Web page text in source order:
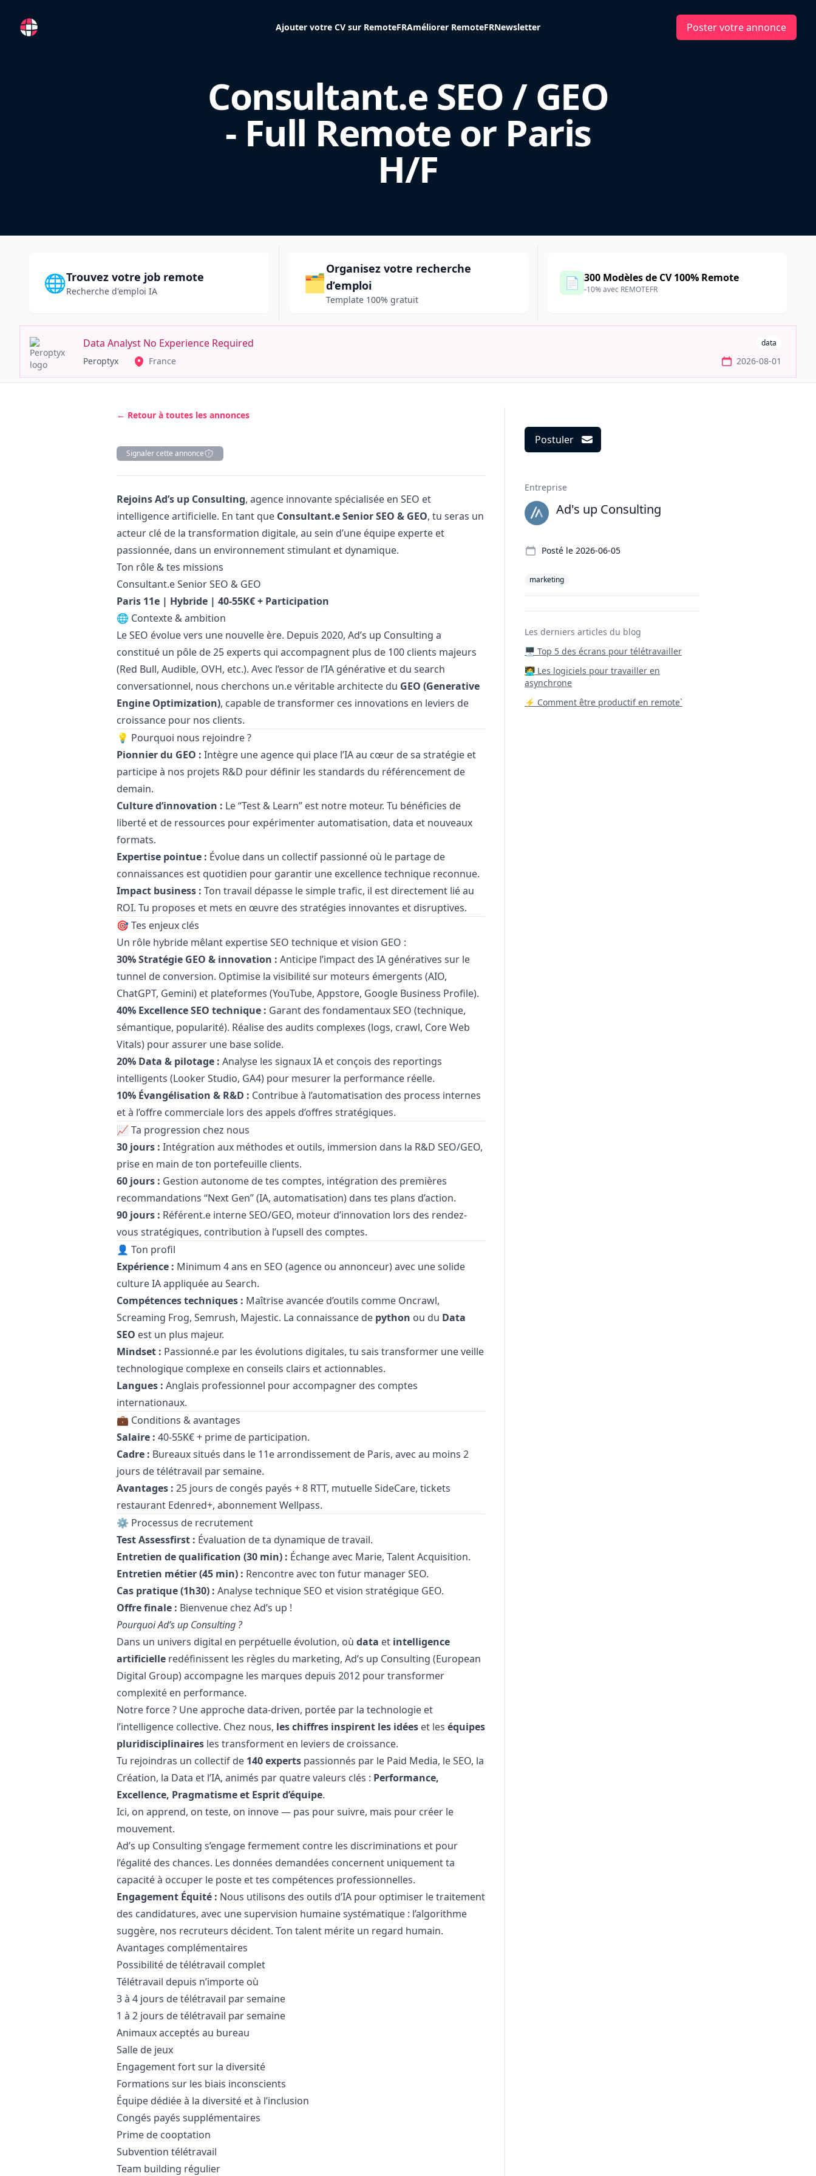
RemoteFR Ajouter votre CV sur RemoteFRAméliorer RemoteFRNewsletter Poster votre annonce
Consultant.e SEO / GEO
- Full Remote or Paris
H/F
🌐Trouvez votre job remote
Recherche d'emploi IA 🗂️
Organisez votre recherche
d’emploi
Template 100% gratuit
📄 300 Modèles de CV 100% Remote
-10% avec REMOTEFR
Data Analyst No Experience Required data
Peroptyx France 2026-08-01
← Retour à toutes les annonces
Signaler cette annonce
Description
Rejoins Ad’s up Consulting, agence innovante spécialisée en SEO et
intelligence artificielle. En tant que Consultant.e Senior SEO & GEO, tu seras un
acteur clé de la transformation digitale, au sein d’une équipe experte et
passionnée, dans un environnement stimulant et dynamique.
Ton rôle & tes missions
Consultant.e Senior SEO & GEO
Paris 11e | Hybride | 40-55K€ + Participation
🌐 Contexte & ambition
Le SEO évolue vers une nouvelle ère. Depuis 2020, Ad’s up Consulting a
constitué un pôle de 25 experts qui accompagnent plus de 100 clients majeurs
(Red Bull, Audible, OVH, etc.). Avec l’essor de l’IA générative et du search
conversationnel, nous cherchons un.e véritable architecte du GEO (Generative
Engine Optimization), capable de transformer ces innovations en leviers de
croissance pour nos clients.
💡 Pourquoi nous rejoindre ?
Pionnier du GEO : Intègre une agence qui place l’IA au cœur de sa stratégie et
participe à nos projets R&D pour définir les standards du référencement de
demain.
Culture d’innovation : Le “Test & Learn” est notre moteur. Tu bénéficies de
liberté et de ressources pour expérimenter automatisation, data et nouveaux
formats.
Expertise pointue : Évolue dans un collectif passionné où le partage de
connaissances est quotidien pour garantir une excellence technique reconnue.
Impact business : Ton travail dépasse le simple trafic, il est directement lié au
ROI. Tu proposes et mets en œuvre des stratégies innovantes et disruptives.
🎯 Tes enjeux clés
Un rôle hybride mêlant expertise SEO technique et vision GEO :
30% Stratégie GEO & innovation : Anticipe l’impact des IA génératives sur le
tunnel de conversion. Optimise la visibilité sur moteurs émergents (AIO,
ChatGPT, Gemini) et plateformes (YouTube, Appstore, Google Business Profile).
40% Excellence SEO technique : Garant des fondamentaux SEO (technique,
sémantique, popularité). Réalise des audits complexes (logs, crawl, Core Web
Vitals) pour assurer une base solide.
20% Data & pilotage : Analyse les signaux IA et conçois des reportings
intelligents (Looker Studio, GA4) pour mesurer la performance réelle.
10% Évangélisation & R&D : Contribue à l’automatisation des process internes
et à l’offre commerciale lors des appels d’offres stratégiques.
📈 Ta progression chez nous
30 jours : Intégration aux méthodes et outils, immersion dans la R&D SEO/GEO,
prise en main de ton portefeuille clients.
60 jours : Gestion autonome de tes comptes, intégration des premières
recommandations “Next Gen” (IA, automatisation) dans tes plans d’action.
90 jours : Référent.e interne SEO/GEO, moteur d’innovation lors des rendez-
vous stratégiques, contribution à l’upsell des comptes.
👤 Ton profil
Expérience : Minimum 4 ans en SEO (agence ou annonceur) avec une solide
culture IA appliquée au Search.
Compétences techniques : Maîtrise avancée d’outils comme Oncrawl,
Screaming Frog, Semrush, Majestic. La connaissance de python ou du Data
SEO est un plus majeur.
Mindset : Passionné.e par les évolutions digitales, tu sais transformer une veille
technologique complexe en conseils clairs et actionnables.
Langues : Anglais professionnel pour accompagner des comptes
internationaux.
💼 Conditions & avantages
Salaire : 40-55K€ + prime de participation.
Cadre : Bureaux situés dans le 11e arrondissement de Paris, avec au moins 2
jours de télétravail par semaine.
Avantages : 25 jours de congés payés + 8 RTT, mutuelle SideCare, tickets
restaurant Edenred+, abonnement Wellpass.
⚙️ Processus de recrutement
Test Assessfirst : Évaluation de ta dynamique de travail.
Entretien de qualification (30 min) : Échange avec Marie, Talent Acquisition.
Entretien métier (45 min) : Rencontre avec ton futur managerSEO.
Cas pratique (1h30) : Analyse technique SEO et vision stratégique GEO.
Offre finale : Bienvenue chez Ad’s up !
Pourquoi Ad’s up Consulting ?
Dans un univers digital en perpétuelle évolution, où data et intelligence
artificielle redéfinissent les règles du marketing, Ad’s up Consulting (European
Digital Group) accompagne les marques depuis 2012 pour transformer
complexité en performance.
Notre force ? Une approche data-driven, portée par la technologie et
l’intelligence collective. Chez nous, les chiffres inspirent les idées et les équipes
pluridisciplinaires les transforment en leviers de croissance.
Tu rejoindras un collectif de 140 experts passionnés par le Paid Media, le SEO, la
Création, la Data et l’IA, animés par quatre valeurs clés : Performance,
Excellence, Pragmatisme et Esprit d’équipe.
Ici, on apprend, on teste, on innove — pas pour suivre, mais pour créer le
mouvement.
Ad’s up Consulting s’engage fermement contre les discriminations et pour
l’égalité des chances. Les données demandées concernent uniquement ta
capacité à occuper le poste et tes compétences professionnelles.
Engagement Équité : Nous utilisons des outils d’IA pour optimiser le traitement
des candidatures, avec une supervision humaine systématique : l’algorithme
suggère, nos recruteurs décident. Ton talent mérite un regard humain.
Avantages complémentaires
Possibilité de télétravail complet
Télétravail depuis n’importe où
3 à 4 jours de télétravail par semaine
1 à 2 jours de télétravail par semaine
Animaux acceptés au bureau
Salle de jeux
Engagement fort sur la diversité
Formations sur les biais inconscients
Équipe dédiée à la diversité et à l’inclusion
Congés payés supplémentaires
Prime de cooptation
Subvention télétravail
Team building régulier
Postuler
Entreprise
Ad's up Consulting
Posté le 2026-06-05
marketing
Les derniers articles du blog
🖥️ Top 5 des écrans pour télétravailler
‍🧑‍💻 Les logiciels pour travailler en
asynchrone
⚡ Comment être productif en remote`